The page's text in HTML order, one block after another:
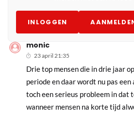
INLOGGEN
monic
23 april 21:35
Drie top mensen die in drie jaar
periode en daar wordt nu pas
toch een serieus probleem in dat
wanneer mensen na korte tijd